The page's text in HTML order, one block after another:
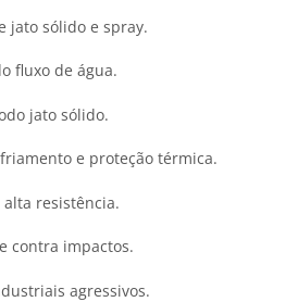
jato sólido e spray.
fluxo de água.
jato sólido.
e proteção térmica.
resistência.
contra impactos.
agressivos.